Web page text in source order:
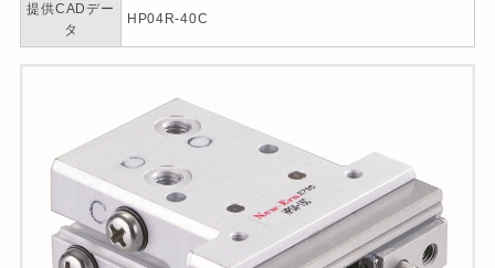
提供CADデー
タ
HP04R-40C